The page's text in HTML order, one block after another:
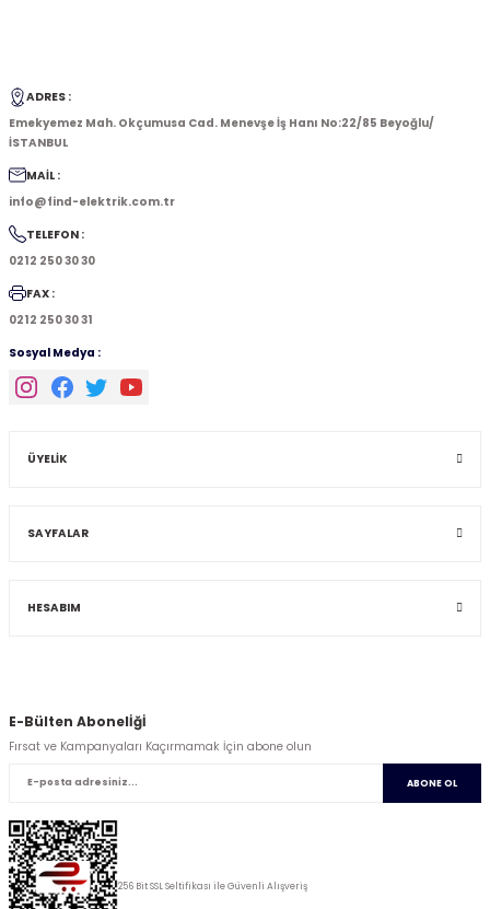
ADRES :
Emekyemez Mah. Okçumusa Cad. Menevşe İş Hanı No:22/85 Beyoğlu/
İSTANBUL
MAİL :
info@find-elektrik.com.tr
TELEFON :
0212 250 30 30
FAX :
0212 250 30 31
Sosyal Medya :
ÜYELİK
SAYFALAR
HESABIM
E-Bülten Abonelİğİ
Fırsat ve Kampanyaları Kaçırmamak İçin abone olun
ABONE OL
256 Bit SSL Seltifikası ile Güvenli Alışveriş